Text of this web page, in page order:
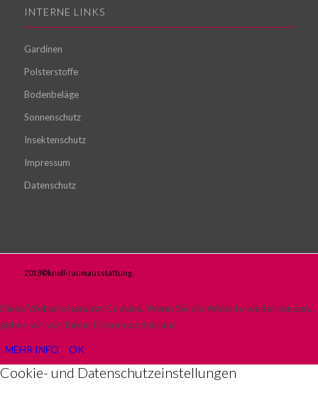
INTERNE LINKS
Gardinen
Polsterstoffe
Bodenbeläge
Sonnenschutz
Insektenschutz
Impressum
Datenschutz
2018©knoll-raumausstattung
Diese Website benutzt Cookies. Wenn Sie die Website weiter nutzen,
gehen wir von Ihrem Einverständnis aus.
MEHR INFO OK
Cookie- und Datenschutzeinstellungen